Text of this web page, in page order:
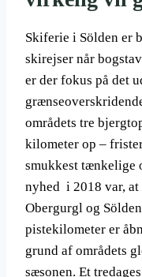
Skiferie i Sölden er
skirejser når
er der fokus på det
områdets tre
kilometer op –
smukkest tænkelige
nyhed i 2018 var, at
Obergurgl og
pistekilometer er
grund af områdets
sæsonen. Et